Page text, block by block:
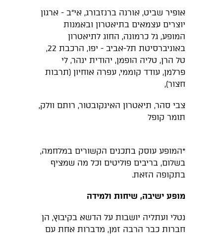
אופיר שביט, אורנה ברנזבורג, אי"ב - ארגון
יוצרים עצמאים בתיאטרון ובאמנות
המופע, גל כרמונה, החוג לתיאטרון
באוניברסיטת תל-אביב - יפו, הרכבת 22,
טל הרן, טליה הופמן, יהודית ינהר, לי
פרלמן, עודד קוממי, עפרה אוחיון (תרבות
חצור),
צבי סהר, תיאטרון האינקובטור, רותם וולק,
תומר קופל
*המופע עוסק בתכנים הקשורים במלחמה,
בשלום, בריבים פוליטים וכל מה שמציף
בתקופה הזאת.
מופע ישיבה, שיחות ולמידה
נטלי ועתליה יושבות על הדשא בקיבוץ, הן
חברות כבר הרבה זמן, מדברות אחת עם